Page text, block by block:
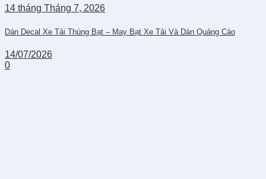
14 tháng Tháng 7, 2026
Dán Decal Xe Tải Thùng Bạt – May Bạt Xe Tải Và Dán Quảng Cáo
14/07/2026
0